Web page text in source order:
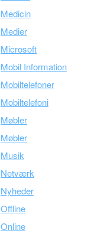
Medicin
Medier
Microsoft
Mobil Information
Mobiltelefoner
Mobiltelefoni
Møbler
Møbler
Musik
Netværk
Nyheder
Offline
Online